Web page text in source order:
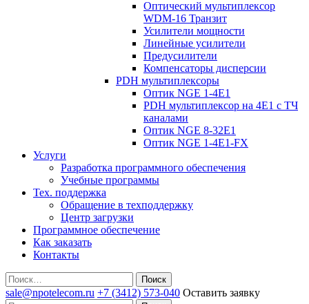
Оптический мультиплексор
WDM-16 Транзит
Усилители мощности
Линейные усилители
Предусилители
Компенсаторы дисперсии
PDH мультиплексоры
Оптик NGE 1-4E1
PDH мультиплексор на 4Е1 с ТЧ
каналами
Оптик NGE 8-32E1
Оптик NGE 1-4E1-FX
Услуги
Разработка программного обеспечения
Учебные программы
Тех. поддержка
Обращение в техподдержку
Центр загрузки
Программное обеспечение
Как заказать
Контакты
Поиск
sale@npotelecom.ru +7 (3412) 573-040 Оставить заявку